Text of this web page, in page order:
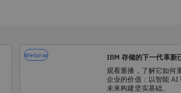
Webinar
IBM 存储的下一代革新
观看重播，了解它如何
企业的价值：以智能 AI
未来构建坚实基础。